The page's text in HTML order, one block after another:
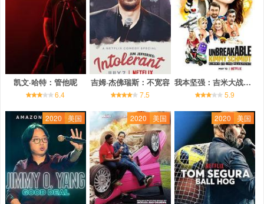
凯文·哈特：管他呢
6.4
吉姆·杰佛瑞斯：不宽容
7.5
我本坚强：吉米大战牧师
5.9
2020 美国 2020 美国 2020 美国